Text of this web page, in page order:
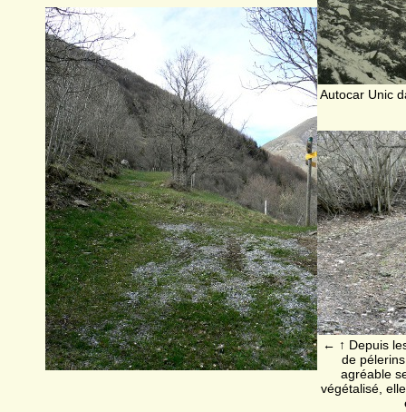
Autocar Unic
← ↑ Depuis
de
agréable
végétalisé,